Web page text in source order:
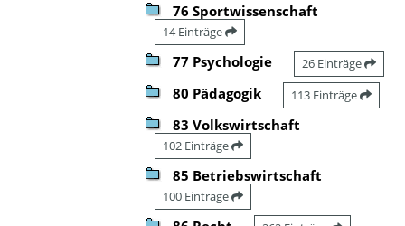
76 Sportwissenschaft
14 Einträge
77 Psychologie 26 Einträge
80 Pädagogik 113 Einträge
83 Volkswirtschaft
102 Einträge
85 Betriebswirtschaft
100 Einträge